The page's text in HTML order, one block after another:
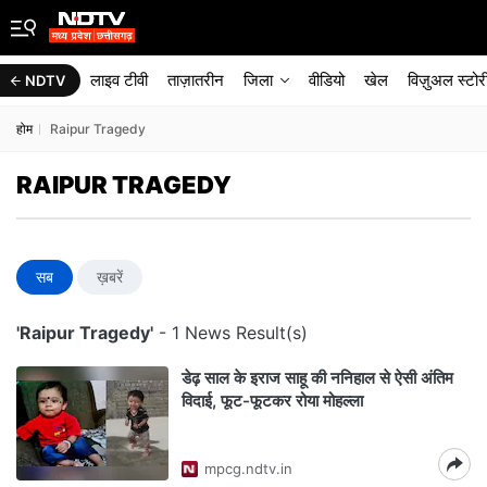
NDTV लाइव टीवी ताज़ातरीन जिला वीडियो खेल विज़ुअल
होम Raipur Tragedy
RAIPUR TRAGEDY
सब ख़बरें
'Raipur Tragedy' - 1 News Result(s)
डेढ़ साल के इराज साहू की ननिहाल से ऐसी अंत‍िम
व‍िदाई, फूट-फूटकर रोया मोहल्ला
mpcg.ndtv.in